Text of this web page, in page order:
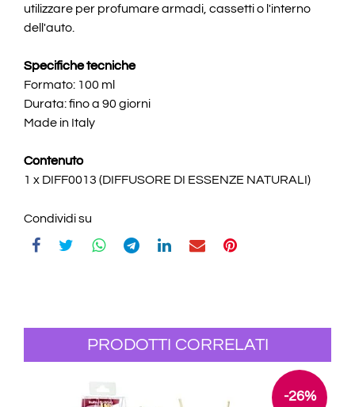
utilizzare per profumare armadi, cassetti o l'interno
dell'auto.
Specifiche tecniche
Formato: 100 ml
Durata: fino a 90 giorni
Made in Italy
Contenuto
1 x DIFF0013 (DIFFUSORE DI ESSENZE NATURALI)
Condividi su
PRODOTTI CORRELATI
-26%